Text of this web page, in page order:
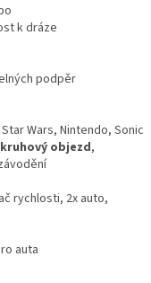
k dráze
podpěr
Wars, Nintendo, Sonic
kruhový objezd,
rychlosti, 2x auto,
auta